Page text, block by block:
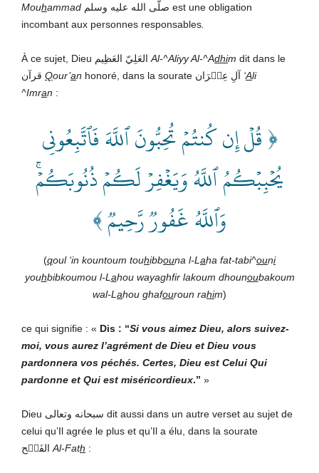
Mouhammad
incombant aux personnes responsables
À ce sujet, Dieu العَلِيّ العَظِيم Al-^Aliyy Al-^Adhim dit dans le
قرآن Qour’an honoré, dans la sourate آلِ عِمۡرَان ‘Ali
^Imran :
﴿ قُلۡ إِن كُنتُمۡ تُحِبُّونَ ٱللَّهَ فَٱتَّبِعُونِي
يُحۡبِبۡكُمُ ٱللَّهُ وَيَغۡفِرۡ لَكُمۡ ذُنُوبَكُمۡۚ
وَٱللَّهُ غَفُورٞ رَّحِيمٞ ﴾
(qoul ‘in kountoum touhibbouna l-L aha fat-tabi^ouni
youhbibkoumou l-L ahou wayaghfir lakoum dhou­noubakoum
wal-L ahou ghafouroun rahim)
ce qui signifie : « Dis : “Si vous aimez Dieu, alors suivez-
moi, vous aurez l’agrément de Dieu et Dieu vous
pardonnera vos péchés. Certes, Dieu est Celui Qui
pardonne et Qui est miséricordieux.” »
Dieu سبحانه وتعالى dit aussi dans un autre verset au sujet de
celui qu’Il agrée le plus et qu’Il a élu, dans la sourate
الفَتۡح Al-Fath :